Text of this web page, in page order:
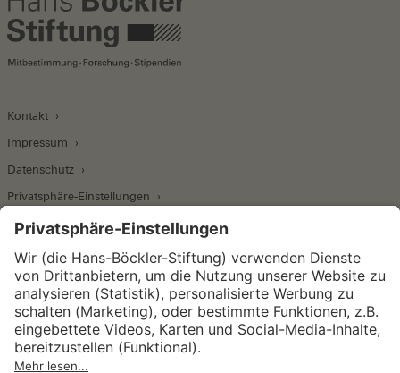
Kontakt
Impressum
Datenschutz
Privatsphäre-Einstellungen
Wirtschafts- und Sozialwissenschaftliches Institut
Institut für Makroökonomie und
Konjunkturforschung